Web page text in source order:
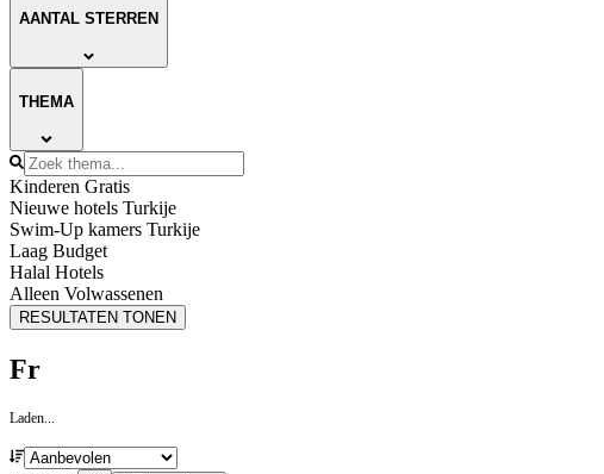
AANTAL STERREN
THEMA
Kinderen Gratis
Nieuwe hotels Turkije
Swim-Up kamers Turkije
Laag Budget
Halal Hotels
Alleen Volwassenen
RESULTATEN TONEN
Fr
Laden...